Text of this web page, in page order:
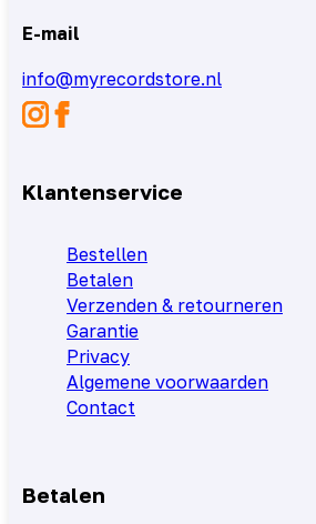
E-mail
info@myrecordstore.nl
Klantenservice
Bestellen
Betalen
Verzenden & retourneren
Garantie
Privacy
Algemene voorwaarden
Contact
Betalen